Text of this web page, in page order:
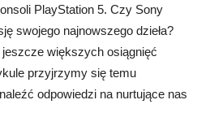
PlayStation 5. Czy Sony
swojego najnowszego dzieła?
większych osiągnięć
przyjrzymy się temu
odpowiedzi na nurtujące nas